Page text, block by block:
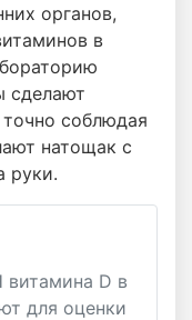
органов,
в
сделают
соблюдая
натощак с
руки.
витамина D в
для оценки